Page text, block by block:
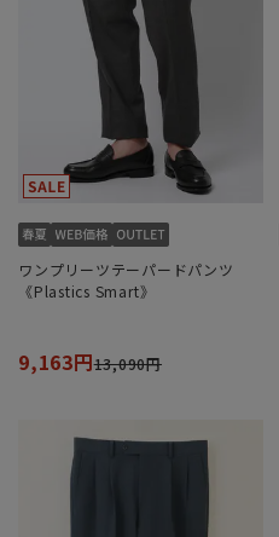
ワンプリーツテーパードパンツ
《Plastics Smart》
9,163円13,090円